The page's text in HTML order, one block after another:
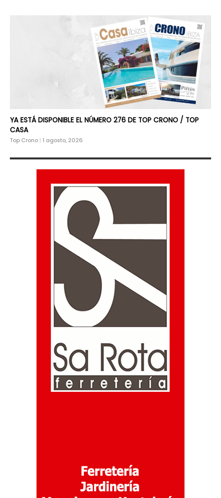
YA ESTÁ DISPONIBLE EL NÚMERO 276 DE TOP CRONO / TOP
CASA
Top Crono | 1 agosto, 2026